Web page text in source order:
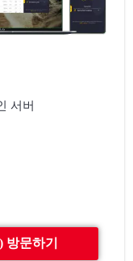
서버
방문하기